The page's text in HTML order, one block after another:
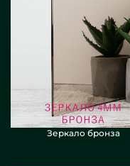
Зеркало бронза